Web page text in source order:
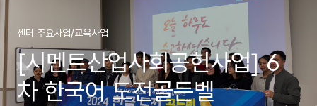
센터 주요사업/교육사업
[시멘트산업사회공헌사업] 6
차 한국어 도전골든벨